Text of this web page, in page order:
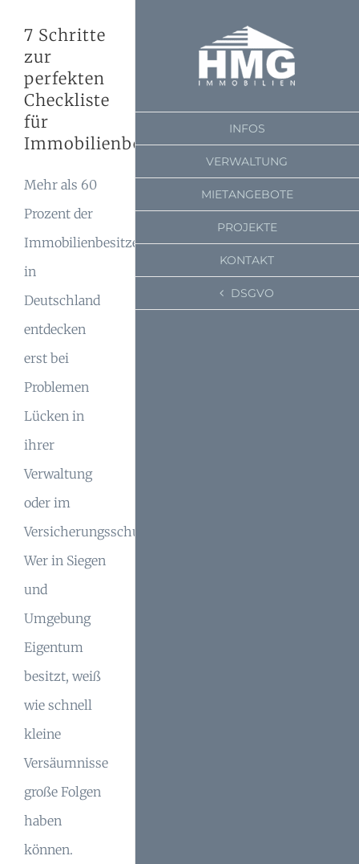
Inhalt
springen
INFOS
VERWALTUNG
MIETANGEBOTE
PROJEKTE
KONTAKT
DSGVO
grösseres
Bild
7 Schritte
zur
perfekten
Checkliste
für
Immobilienbesitzer
Mehr als 60
Prozent der
Immobilienbesitzer
in
Deutschland
entdecken
erst bei
Problemen
Lücken in
ihrer
Verwaltung
oder im
Versicherungsschutz.
Wer in Siegen
und
Umgebung
Eigentum
besitzt, weiß
wie schnell
kleine
Versäumnisse
große Folgen
haben
können.